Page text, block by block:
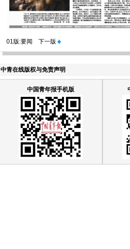
01版:要闻 下一版
中青在线版权与免责声明
中国青年报手机版